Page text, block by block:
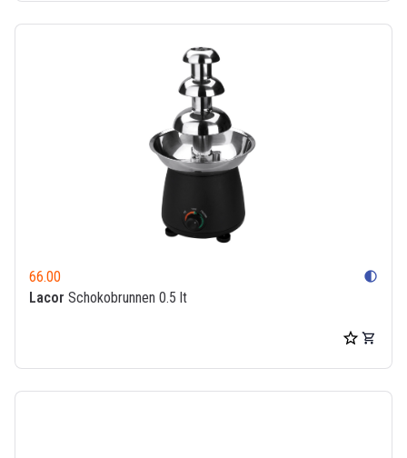
66.00 contrast
Lacor Schokobrunnen 0.5 lt